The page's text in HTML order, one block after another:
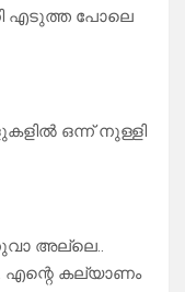
എടുത്ത പോലെ
ഒന്ന് നുള്ളി
അല്ലെ..
എന്റെ കല്യാണം